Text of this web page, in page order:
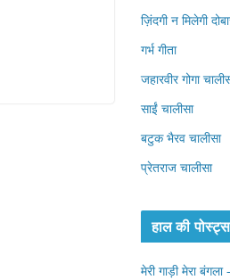
ज़िंदगी न मिलेगी
गर्भ गीता
जहारवीर गोगा
साईं चालीसा
बटुक भैरव चालीसा
प्रेतराज चालीसा
हाल की पोस्ट्स
मेरी गाड़ी मेरा